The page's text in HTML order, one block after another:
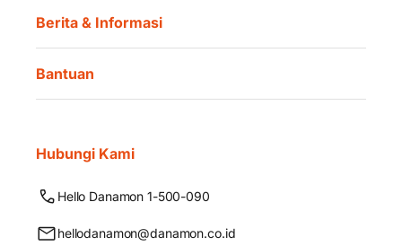
Berita & Informasi
Bantuan
Hubungi Kami
Hello Danamon 1-500-090
hellodanamon@danamon.co.id